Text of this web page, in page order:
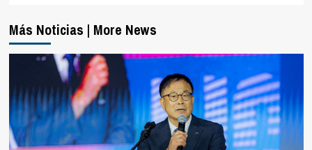
Más Noticias | More News